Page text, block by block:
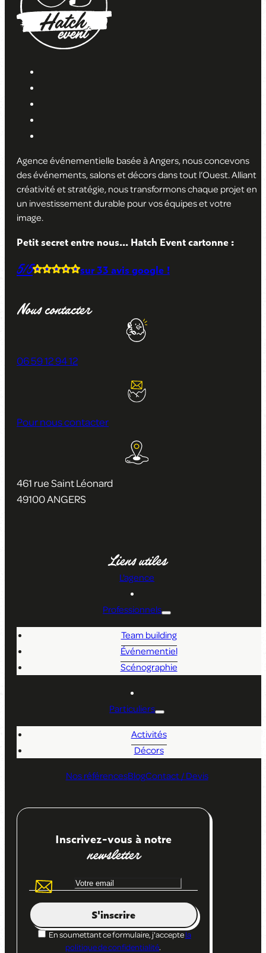
Agence événementielle basée à Angers, nous concevons
des événements, salons et décors dans tout l’Ouest. Alliant
créativité et stratégie, nous transformons chaque projet en
un investissement durable pour vos équipes et votre
image.
Petit secret entre nous... Hatch Event cartonne :
5/5 sur 33 avisgoogle !
Nous contacter
06 59 12 94 12
Pour nous contacter
461 rue Saint Léonard
49100 ANGERS
Liens utiles
L'agence
Professionnels
Team building
Événementiel
Scénographie
Particuliers
Activités
Décors
Nos référencesBlogContact / Devis
Inscrivez-vous à notre
newsletter
S'inscrire
En soumettant ce formulaire, j'acceptela
politique de confidentialité.